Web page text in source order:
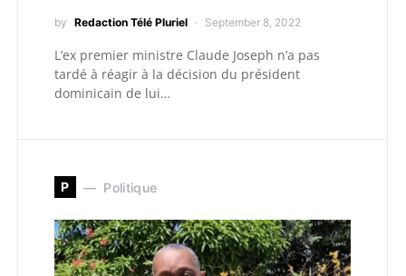
by Redaction Télé Pluriel September 8, 2022
L’ex premier ministre Claude Joseph n’a pas
tardé à réagir à la décision du président
dominicain de lui…
P Politique